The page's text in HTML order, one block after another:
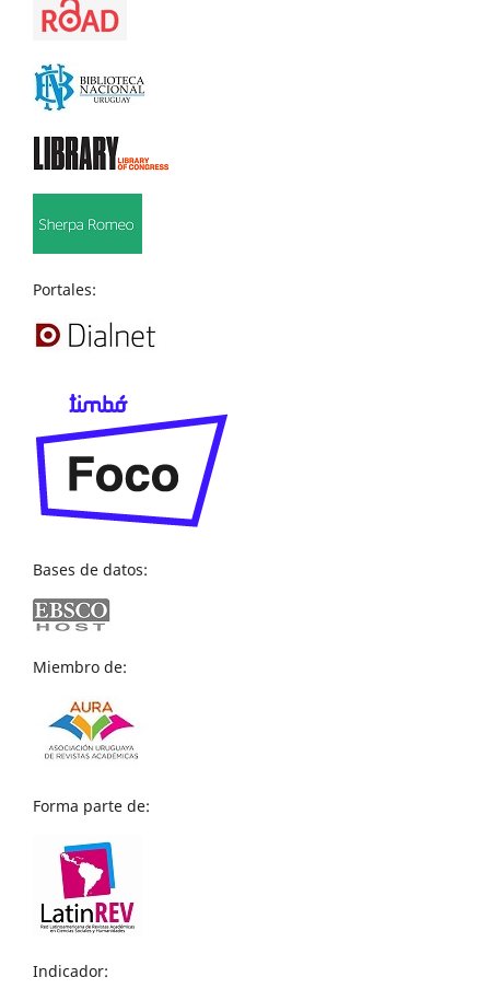
Portales:
Bases de datos:
Miembro de:
Forma parte de:
Indicador: